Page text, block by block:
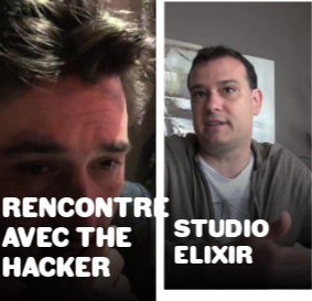
RENCONTRE
AVEC THE
HACKER
STUDIO
ELIXIR